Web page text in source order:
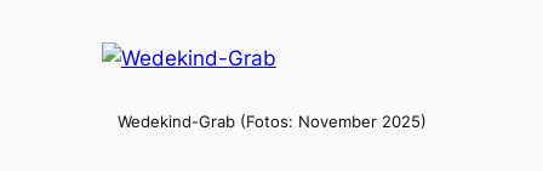
Wedekind-Grab (Fotos: November 2025)